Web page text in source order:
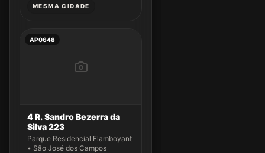
MESMA CIDADE
AP0648
4 R. Sandro Bezerra da
Silva 223
Parque Residencial Flamboyant
• São José dos Campos